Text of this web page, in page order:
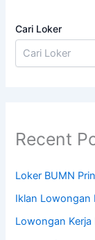
Cari Loker
Recent
Loker BUMN
Iklan Lowongan
Lowongan